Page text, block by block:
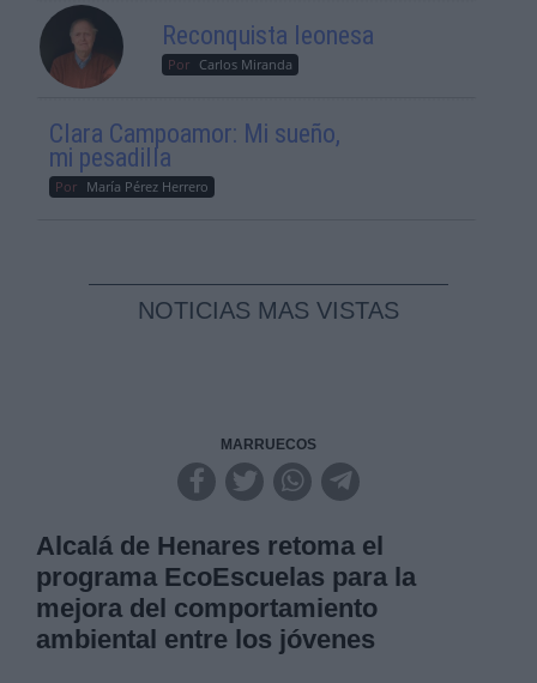
Reconquista leonesa
Por Carlos Miranda
Clara Campoamor: Mi sueño,
mi pesadilla
Por María Pérez Herrero
NOTICIAS MAS VISTAS
MARRUECOS
Alcalá de Henares retoma el
programa EcoEscuelas para la
mejora del comportamiento
ambiental entre los jóvenes